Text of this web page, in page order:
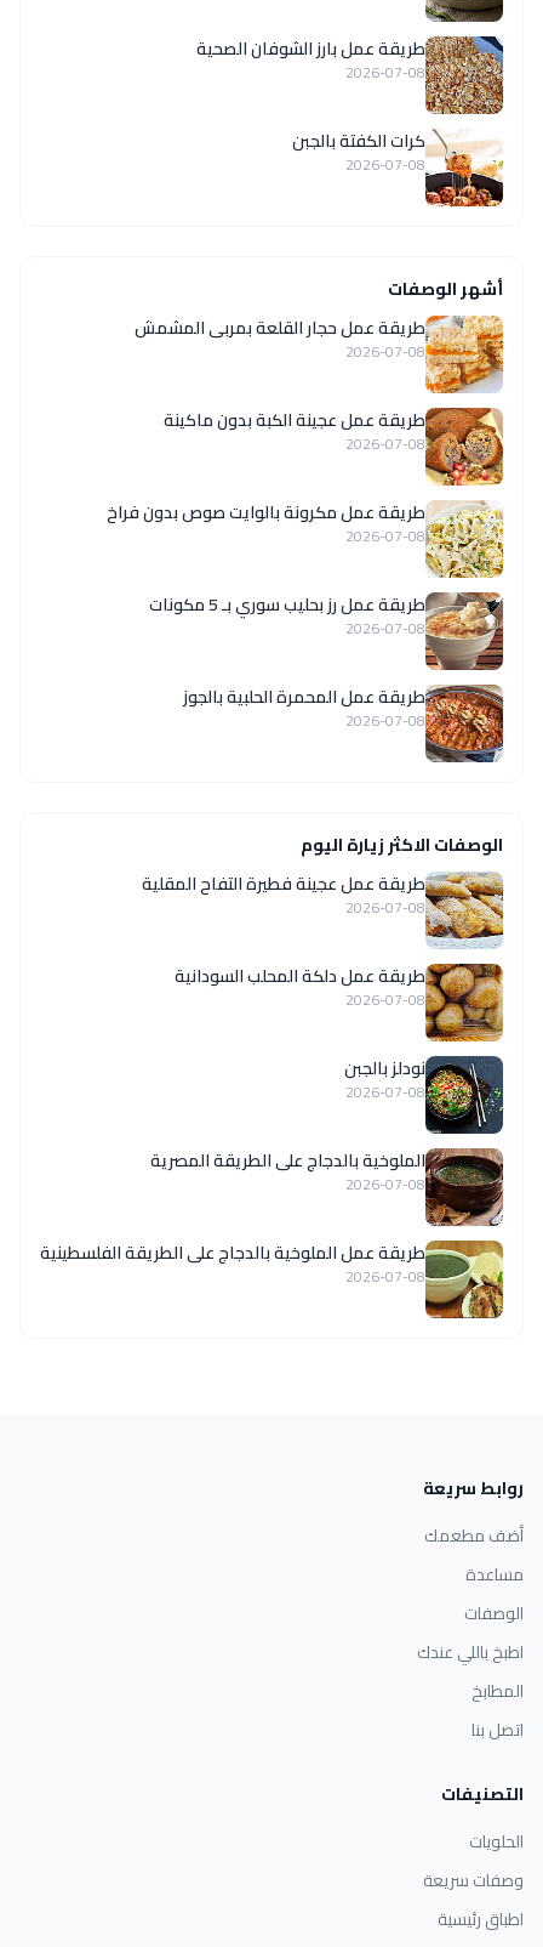
طريقة عمل بارز الشوفان الصحية
2026-07-08
كرات الكفتة بالجبن
2026-07-08
أشهر الوصفات
طريقة عمل حجار القلعة بمربى المشمش
2026-07-08
طريقة عمل عجينة الكبة بدون ماكينة
2026-07-08
طريقة عمل مكرونة بالوايت صوص بدون فراخ
2026-07-08
طريقة عمل رز بحليب سوري بـ 5 مكونات
2026-07-08
طريقة عمل المحمرة الحلبية بالجوز
2026-07-08
الوصفات الاكثر زيارة اليوم
طريقة عمل عجينة فطيرة التفاح المقلية
2026-07-08
طريقة عمل دلكة المحلب السودانية
2026-07-08
نودلز بالجبن
2026-07-08
الملوخية بالدجاج على الطريقة المصرية
2026-07-08
طريقة عمل الملوخية بالدجاج على الطريقة الفلسطينية
2026-07-08
روابط سريعة
أضف مطعمك
مساعدة
الوصفات
اطبخ باللي عندك
المطابخ
اتصل بنا
التصنيفات
الحلويات
وصفات سريعة
اطباق رئيسية